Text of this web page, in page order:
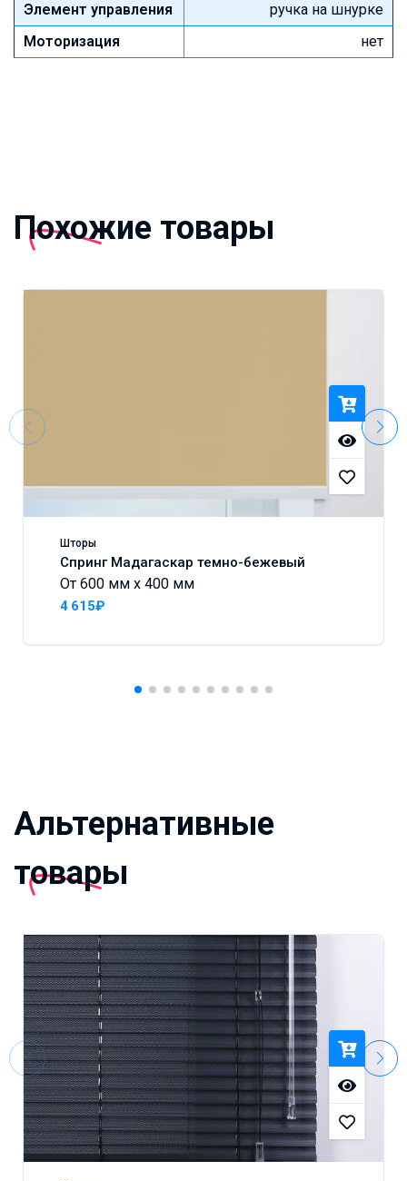
Элемент управления
ручка на шнурке
Моторизация
нет
Похожие товары
Шторы
Спринг Мадагаскар темно-бежевый
От 600 мм x 400 мм
4 615₽
Альтернативные
товары